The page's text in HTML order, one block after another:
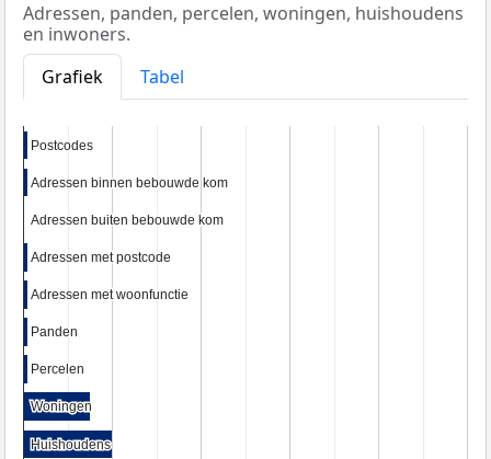
Adressen, panden, percelen, woningen, huishoudens
en inwoners.
Grafiek
Tabel
Postcodes
Postcodes
Adressen binnen bebouwde kom
Adressen binnen bebouwde kom
Adressen buiten bebouwde kom
Adressen buiten bebouwde kom
Adressen met postcode
Adressen met postcode
Adressen met woonfunctie
Adressen met woonfunctie
Panden
Panden
Percelen
Percelen
Woningen
Woningen
Huishoudens
Huishoudens